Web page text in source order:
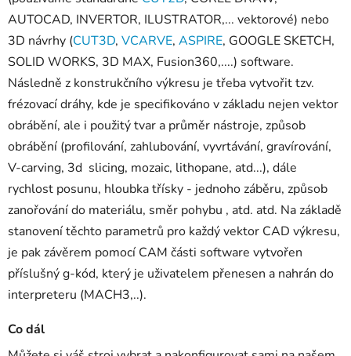
AUTOCAD, INVERTOR, ILUSTRATOR,... vektorové) nebo
3D návrhy (CUT3D, VCARVE, ASPIRE, GOOGLE SKETCH,
SOLID WORKS, 3D MAX, Fusion360,....) software.
Následně z konstrukčního výkresu je třeba vytvořit tzv.
frézovací dráhy, kde je specifikováno v základu nejen vektor
obrábění, ale i použitý tvar a průměr nástroje, způsob
obrábění (profilování, zahlubování, vyvrtávání, gravírování,
V-carving, 3d slicing, mozaic, lithopane, atd...), dále
rychlost posunu, hloubka třísky - jednoho záběru, způsob
zanořování do materiálu, směr pohybu , atd. atd. Na základě
stanovení těchto parametrů pro každý vektor CAD výkresu,
je pak závěrem pomocí CAM části software vytvořen
příslušný g-kód, který je uživatelem přenesen a nahrán do
interpreteru (MACH3,..).
Co dál